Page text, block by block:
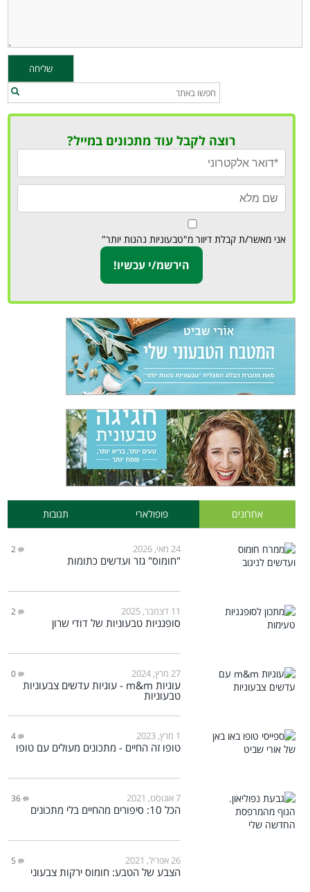
רוצה לקבל עוד מתכונים במייל?
אני מאשר/ת קבלת דיוור מ"טבעוניות נהנות יותר"
אחרונים פופולארי תגובות
24 מאי, 2026 2
"חומוס" גזר ועדשים כתומות
11 דצמבר, 2025 2
סופגניות טבעוניות של דודי שרון
27 מרץ, 2024 0
עוגיות m&m - עוגיות עדשים צבעוניות
טבעוניות
1 מרץ, 2023 4
טופו זה החיים - מתכונים מעולים עם טופו
7 אוגוסט, 2021 36
הכל 10: סיפורים מהחיים בלי מתכונים
26 אפריל, 2021 5
הצבע של הטבע: חומוס ירקות צבעוני